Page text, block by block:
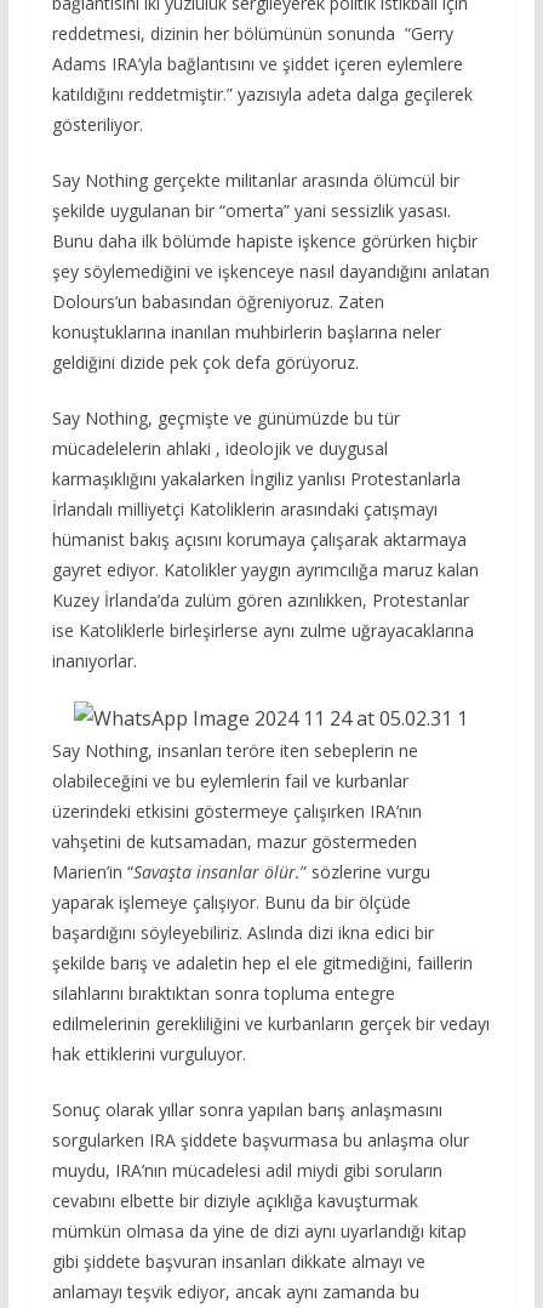
reddetmesi, dizinin her bölümünün sonunda “Gerry
Adams IRA’yla bağlantısını ve şiddet içeren eylemlere
katıldığını reddetmiştir.” yazısıyla adeta dalga geçilerek
gösteriliyor.
Say Nothing gerçekte militanlar arasında ölümcül bir
şekilde uygulanan bir “omerta” yani sessizlik yasası.
Bunu daha ilk bölümde hapiste işkence görürken hiçbir
şey söylemediğini ve işkenceye nasıl dayandığını anlatan
Dolours’un babasından öğreniyoruz. Zaten
konuştuklarına inanılan muhbirlerin başlarına neler
geldiğini dizide pek çok defa görüyoruz.
Say Nothing, geçmişte ve günümüzde bu tür
mücadelelerin ahlaki , ideolojik ve duygusal
karmaşıklığını yakalarken İngiliz yanlısı Protestanlarla
İrlandalı milliyetçi Katoliklerin arasındaki çatışmayı
hümanist bakış açısını korumaya çalışarak aktarmaya
gayret ediyor. Katolikler yaygın ayrımcılığa maruz kalan
Kuzey İrlanda’da zulüm gören azınlıkken, Protestanlar
ise Katoliklerle birleşirlerse aynı zulme uğrayacaklarına
inanıyorlar.
Say Nothing, insanları teröre iten sebeplerin ne
olabileceğini ve bu eylemlerin fail ve kurbanlar
üzerindeki etkisini göstermeye çalışırken IRA’nın
vahşetini de kutsamadan, mazur göstermeden
Marien’in “Savaşta insanlar ölür.” sözlerine vurgu
yaparak işlemeye çalışıyor. Bunu da bir ölçüde
başardığını söyleyebiliriz. Aslında dizi ikna edici bir
şekilde barış ve adaletin hep el ele gitmediğini, faillerin
silahlarını bıraktıktan sonra topluma entegre
edilmelerinin gerekliliğini ve kurbanların gerçek bir vedayı
hak ettiklerini vurguluyor.
Sonuç olarak yıllar sonra yapılan barış anlaşmasını
sorgularken IRA şiddete başvurmasa bu anlaşma olur
muydu, IRA’nın mücadelesi adil miydi gibi soruların
cevabını elbette bir diziyle açıklığa kavuşturmak
mümkün olmasa da yine de dizi aynı uyarlandığı kitap
gibi şiddete başvuran insanları dikkate almayı ve
anlamayı teşvik ediyor, ancak aynı zamanda bu